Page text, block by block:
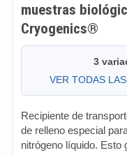
muestras
Cryogenics®
3
VER TODAS
Recipiente de
de relleno especial
nitrógeno líquido. Esto